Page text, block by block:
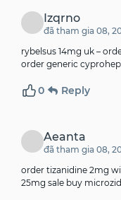
Izqrno
đã tham gia 08,
rybelsus 14mg uk –
order generic
0 Reply
Aeanta
đã tham gia 08,
order tizanidine 2mg
25mg sale buy